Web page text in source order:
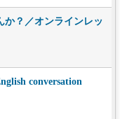
か？／オンラインレッ
conversation